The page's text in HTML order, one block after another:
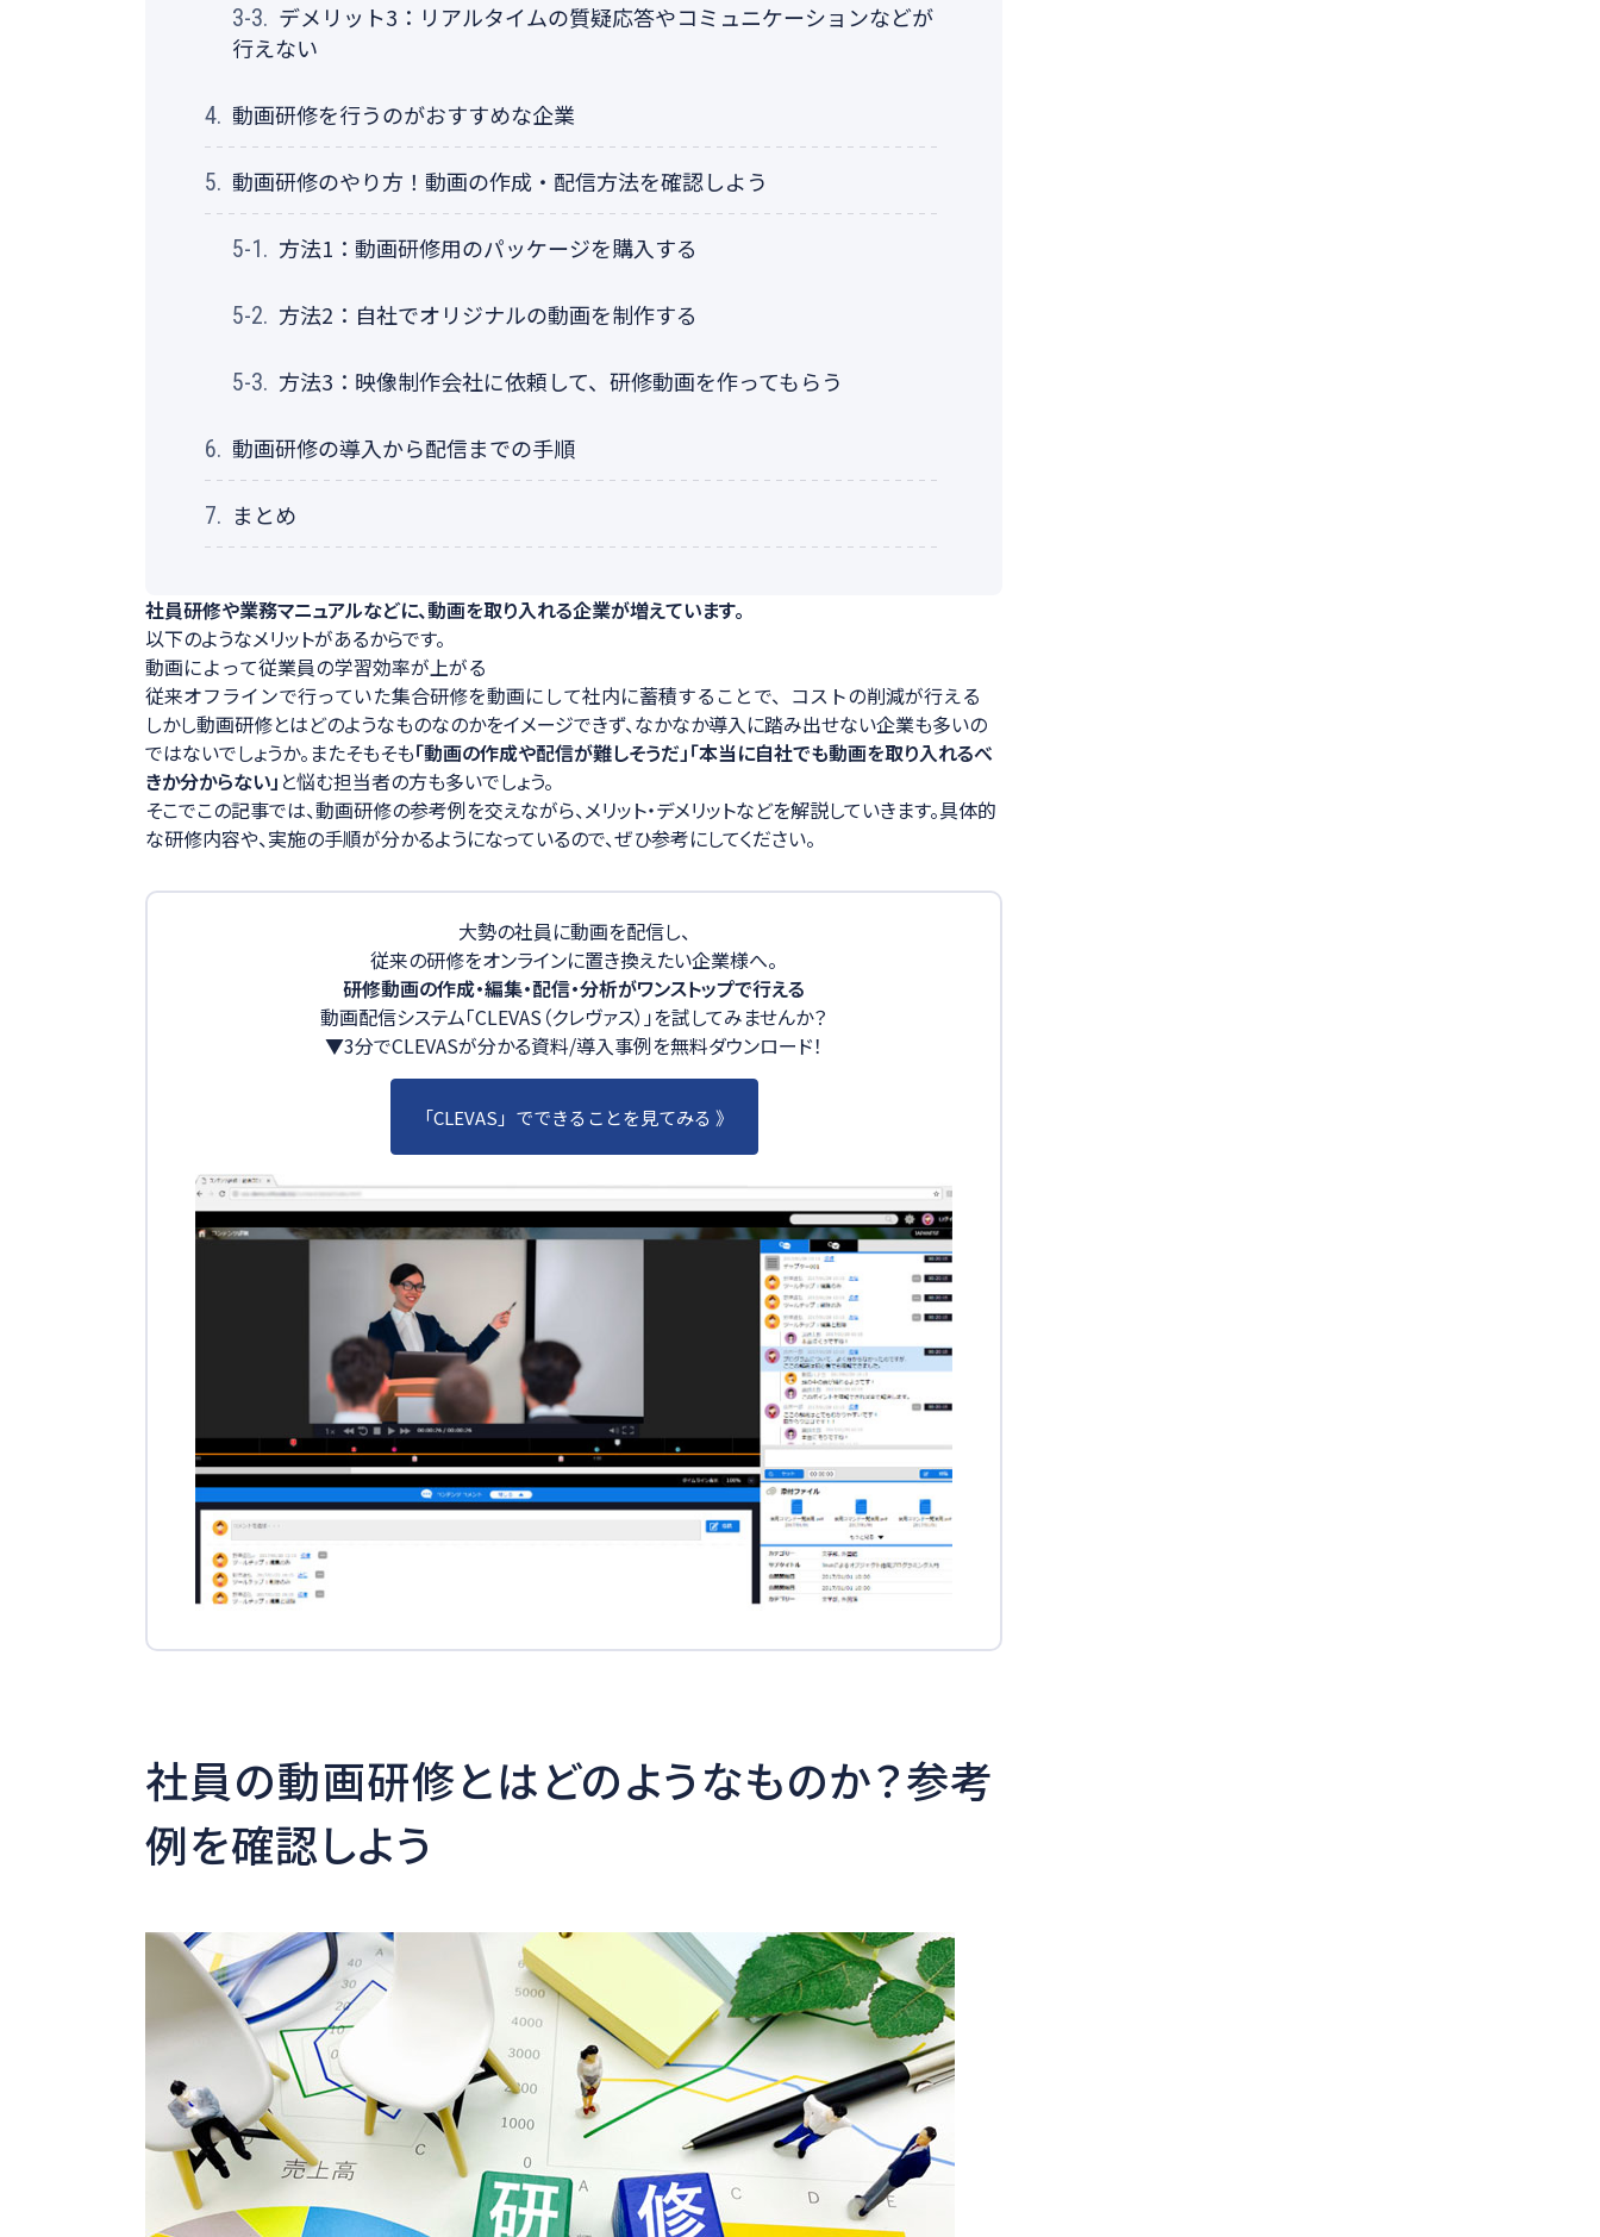
3-3. デメリット3：リアルタイムの質疑応答やコミュニケーションなどが
行えない
4. 動画研修を行うのがおすすめな企業
5. 動画研修のやり方！動画の作成・配信方法を確認しよう
5-1. 方法1：動画研修用のパッケージを購入する
5-2. 方法2：自社でオリジナルの動画を制作する
5-3. 方法3：映像制作会社に依頼して、研修動画を作ってもらう
6. 動画研修の導入から配信までの手順
7. まとめ
社員研修や業務マニュアルなどに、動画を取り入れる企業が増えています。
以下のようなメリットがあるからです。
動画によって従業員の学習効率が上がる
従来オフラインで行っていた集合研修を動画にして社内に蓄積することで、コストの削減が行える
しかし動画研修とはどのようなものなのかをイメージできず、なかなか導入に踏み出せない企業も多いの
ではないでしょうか。またそもそも「動画の作成や配信が難しそうだ」「本当に自社でも動画を取り入れるべ
きか分からない」 と悩む担当者の方も多いでしょう。
そこでこの記事では、動画研修の参考例を交えながら、メリット・デメリットなどを解説していきます。具体的
な研修内容や、実施の手順が分かるようになっているので、ぜひ参考にしてください。
大勢の社員に動画を配信し、
従来の研修をオンラインに置き換えたい企業様へ。
研修動画の作成・編集・配信・分析がワンストップで行える
動画配信システム「CLEVAS（クレヴァス）」を試してみませんか？
▼3分でCLEVASが分かる資料/導入事例を無料ダウンロード！
「CLEVAS」でできることを見てみる 》
社員の動画研修とはどのようなものか？参考
例を確認しよう